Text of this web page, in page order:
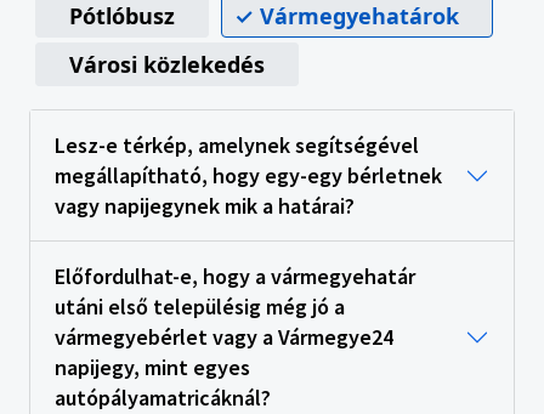
Pótlóbusz
Vármegyehatárok
Városi közlekedés
Lesz-e térkép, amelynek segítségével
megállapítható, hogy egy-egy bérletnek
vagy napijegynek mik a határai?
Előfordulhat-e, hogy a vármegyehatár
utáni első településig még jó a
vármegyebérlet vagy a Vármegye24
napijegy, mint egyes
autópályamatricáknál?